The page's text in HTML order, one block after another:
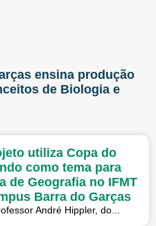
ensina produção
de Biologia e
utiliza Copa do
como tema para
de Geografia no IFMT
Barra do Garças
André Hippler, do...